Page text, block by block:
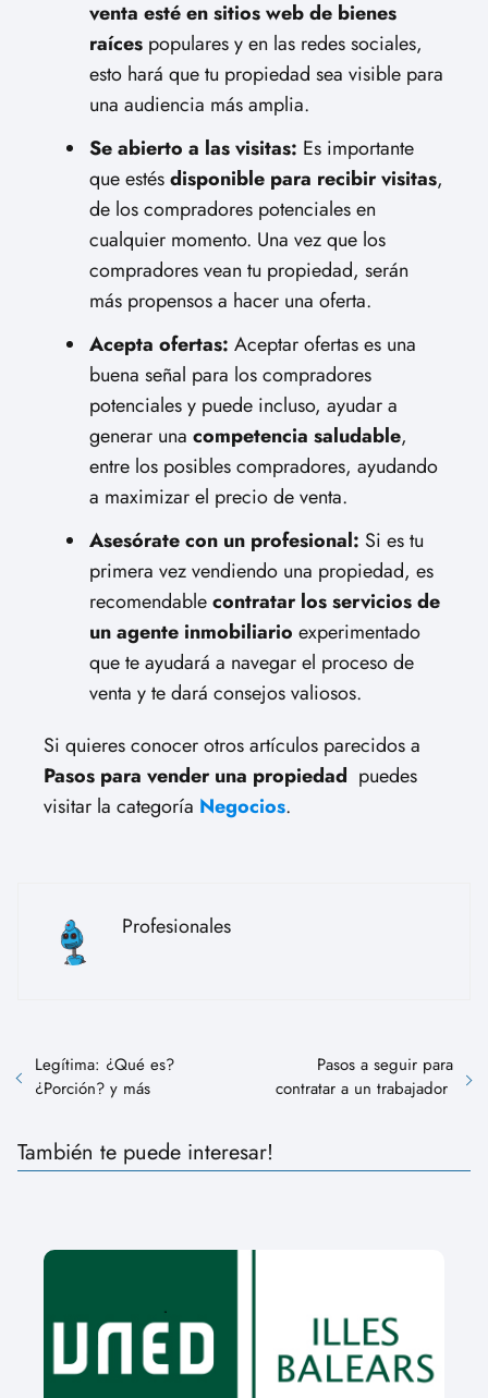
venta esté en sitios web de bienes
raíces populares y en las redes sociales,
esto hará que tu propiedad sea visible para
una audiencia más amplia.
Se abierto a las visitas: Es importante
que estésdisponible para recibir visitas,
de los compradores potenciales en
cualquier momento. Una vez que los
compradores vean tu propiedad, serán
más propensos a hacer una oferta.
Acepta ofertas: Aceptar ofertas es una
buena señal para los compradores
potenciales y puede incluso, ayudar a
generar una competencia saludable,
entre los posibles compradores, ayudando
a maximizar el precio de venta.
Asesórate con un profesional: Si es tu
primera vez vendiendo una propiedad, es
recomendablecontratar los servicios de
un agente inmobiliario experimentado
que te ayudará a navegar el proceso de
venta y te dará consejos valiosos.
Si quieres conocer otros artículos parecidos a
Pasos para vender una propiedad puedes
visitar la categoría Negocios.
Profesionales
Legítima: ¿Qué es?
¿Porción? y más
Pasos a seguir para
contratar a un trabajador
También te puede interesar!